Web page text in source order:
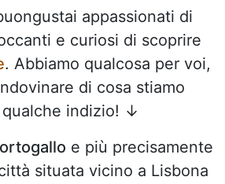
appassionati di
e curiosi di scoprire
. Abbiamo qualcosa per voi,
di cosa stiamo
qualche indizio! ↓
e più precisamente
situata vicino a Lisbona